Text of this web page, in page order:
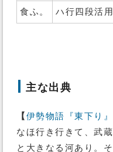
食ふ。 ハ行四段活用
主な出典
【 伊勢物語『東下り』
なほ行き行きて、武
と大きなる河あり。